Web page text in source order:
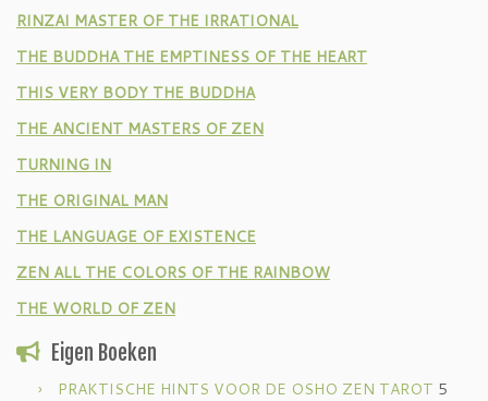
RINZAI MASTER OF THE IRRATIONAL
THE BUDDHA THE EMPTINESS OF THE HEART
THIS VERY BODY THE BUDDHA
THE ANCIENT MASTERS OF ZEN
TURNING IN
THE ORIGINAL MAN
THE LANGUAGE OF EXISTENCE
ZEN ALL THE COLORS OF THE RAINBOW
THE WORLD OF ZEN
Eigen Boeken
PRAKTISCHE HINTS VOOR DE OSHO ZEN TAROT 5